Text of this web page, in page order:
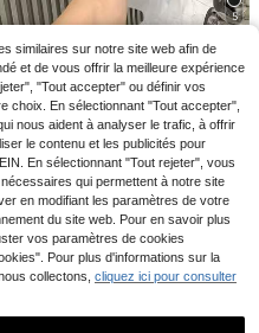
ntracté à col rond avec imprimé gra
phique pour hommes, été
Dès 8,87€
5
Entrepôt UE Resyla T-shirt décontra
cté pour homme à manches courte
s et couleur unie simple
#2 BEST-SELLERS de Tissu T-shirts pour hommes
9,40€
similaires sur notre site web afin de
et de vous offrir la meilleure expérience
"Tout accepter" ou définir vos
choix. En sélectionnant "Tout accepter",
nous aident à analyser le trafic, à offrir
le contenu et les publicités pour
En sélectionnant "Tout rejeter", vous
qui permettent à notre site
en modifiant les paramètres de votre
du site web. Pour en savoir plus
vos paramètres de cookies
Pour plus d'informations sur la
collectons, cliquez ici pour consulter